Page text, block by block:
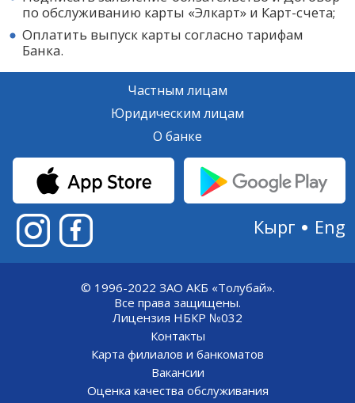
по обслуживанию карты «Элкарт» и Карт-счета;
Оплатить выпуск карты согласно тарифам
Банка.
Частным лицам
Юридическим лицам
О банке
Eng
Кырг
© 1996-2022 ЗАО АКБ «Толубай».
Все права защищены.
Лицензия НБКР №032
Контакты
Карта филиалов и банкоматов
Вакансии
Оценка качества обслуживания